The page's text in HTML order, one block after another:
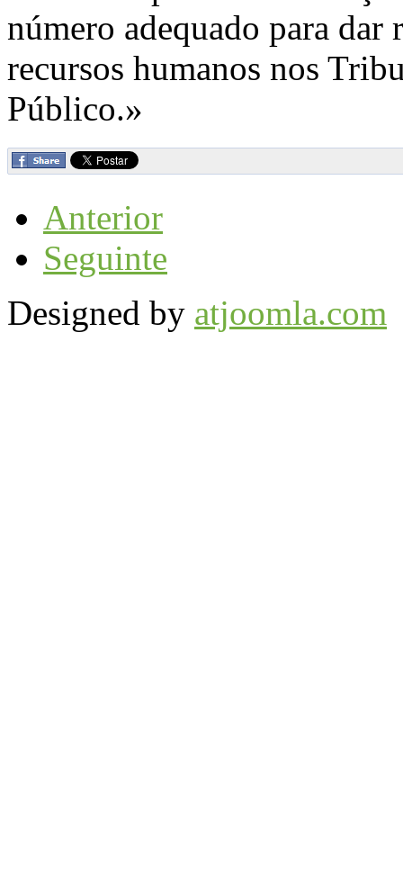
número adequado para dar
recursos humanos nos
Público.»
Anterior
Seguinte
Designed by atjoomla.com